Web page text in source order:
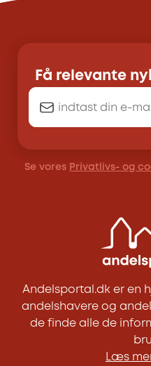
Få relevante
Se vores Privatlivs- og
Andelsportal.dk er en
andelshavere og
de finde alle de
Læs